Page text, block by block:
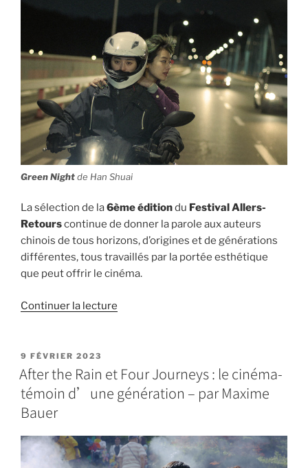
Green Nightde Han Shuai
La sélection de la6ème éditiondu Festival Allers-
Retourscontinue de donner la parole aux auteurs
chinois de tous horizons, d’origines et de générations
différentes, tous travaillés par la portée esthétique
que peut offrir le cinéma.
Continuer la lecture
9 FÉVRIER 2023
After the Rain et Four Journeys : le cinéma-
témoin d’une génération – par Maxime
Bauer